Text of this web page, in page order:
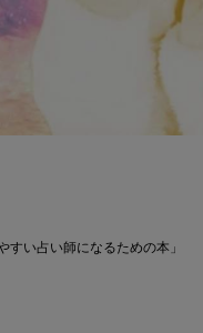
い占い師になるための本」